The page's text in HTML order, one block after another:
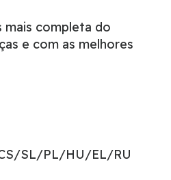
mais completa do
e com as melhores
SL/PL/HU/EL/RU